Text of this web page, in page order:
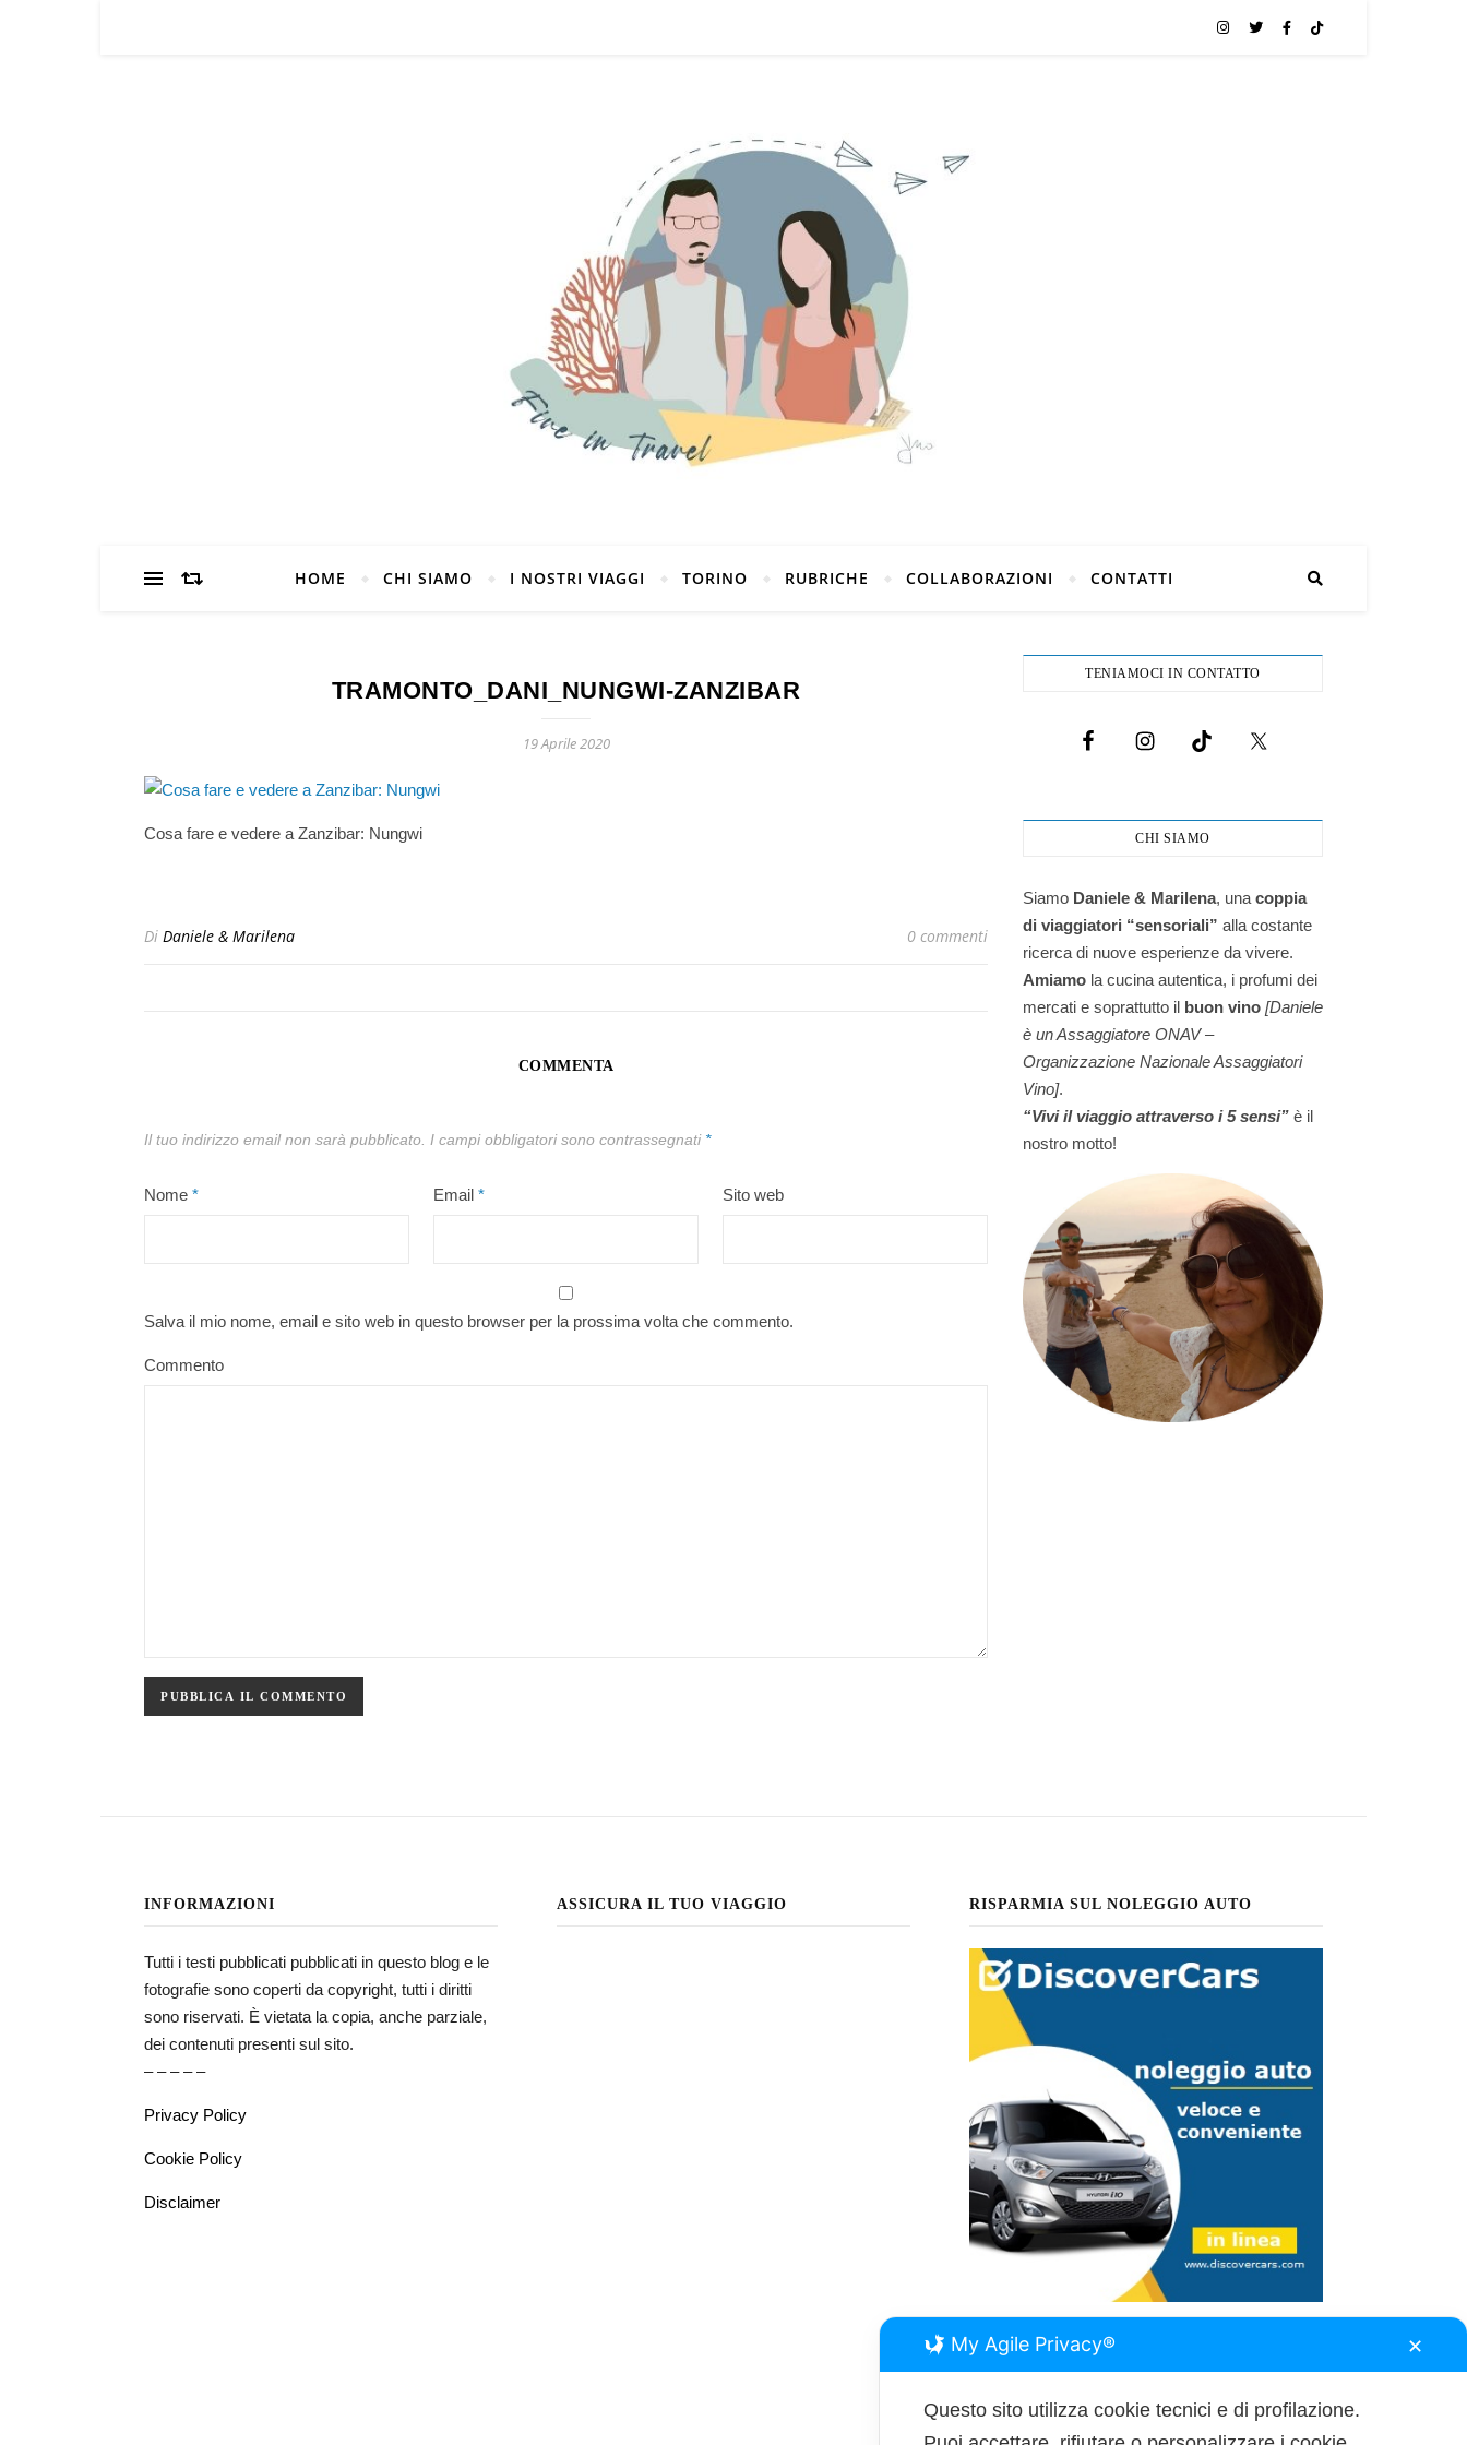
HOME CHI SIAMO I NOSTRI VIAGGI TORINO RUBRICHE COLLABORAZIONI CONTATTI
TRAMONTO_DANI_NUNGWI-ZANZIBAR
19 Aprile 2020
Cosa fare e vedere a Zanzibar: Nungwi
Di Daniele & Marilena 0 commenti
COMMENTA
Il tuo indirizzo email non sarà pubblicato. I campi obbligatori sono contrassegnati *
Nome * Email * Sito web
Salva il mio nome, email e sito web in questo browser per la prossima volta che commento.
Commento
TENIAMOCI IN CONTATTO
CHI SIAMO
Siamo Daniele & Marilena, una coppia
di viaggiatori “sensoriali” alla costante
ricerca di nuove esperienze da vivere.
Amiamo la cucina autentica, i profumi dei
mercati e soprattutto il buon vino [Daniele
è un Assaggiatore ONAV –
Organizzazione Nazionale Assaggiatori
Vino].
“Vivi il viaggio attraverso i 5 sensi” è il
nostro motto!
INFORMAZIONI
Tutti i testi pubblicati pubblicati in questo blog e le
fotografie sono coperti da copyright, tutti i diritti
sono riservati. È vietata la copia, anche parziale,
dei contenuti presenti sul sito.
– – – – –
Privacy Policy
Cookie Policy
Disclaimer
ASSICURA IL TUO VIAGGIO RISPARMIA SUL NOLEGGIO AUTO
My Agile Privacy® ✕
Questo sito utilizza cookie tecnici e di profilazione.